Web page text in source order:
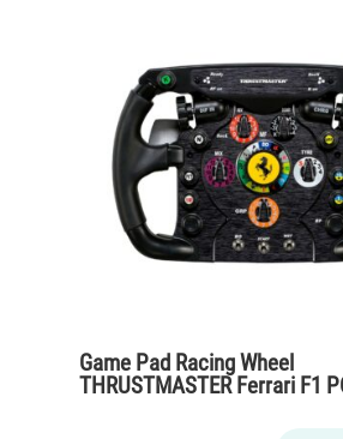
Game Pad Racing Wheel
THRUSTMASTER Ferrari F1